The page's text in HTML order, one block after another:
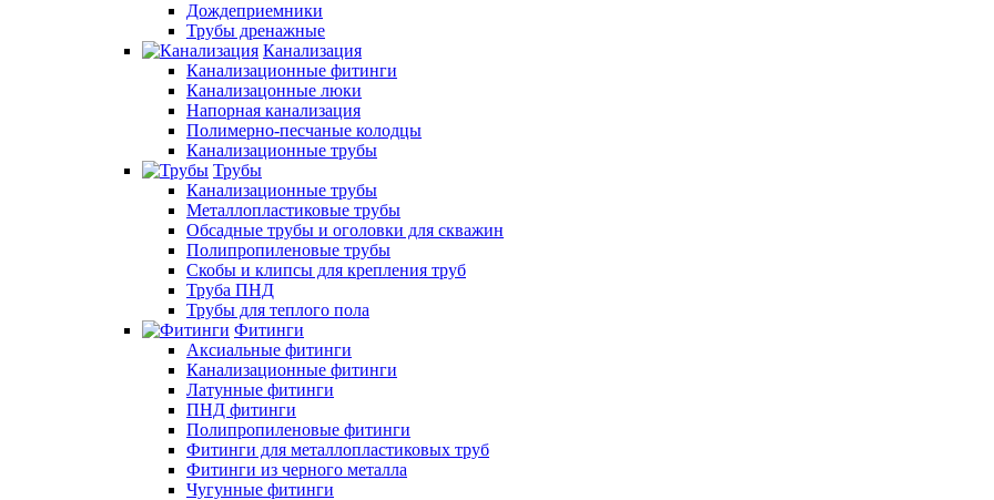
Дождеприемники
Трубы дренажные
Канализация
Канализационные фитинги
Канализацонные люки
Напорная канализация
Полимерно-песчаные колодцы
Канализационные трубы
Трубы
Канализационные трубы
Металлопластиковые трубы
Обсадные трубы и оголовки для скважин
Полипропиленовые трубы
Скобы и клипсы для крепления труб
Труба ПНД
Трубы для теплого пола
Фитинги
Аксиальные фитинги
Канализационные фитинги
Латунные фитинги
ПНД фитинги
Полипропиленовые фитинги
Фитинги для металлопластиковых труб
Фитинги из черного металла
Чугунные фитинги